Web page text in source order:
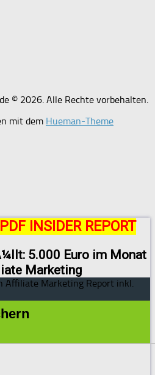
© 2026. Alle Rechte vorbehalten.
mit dem Hueman-Theme
INSIDER REPORT
5.000 Euro im Monat
Marketing
Affiliate Marketing Report inkl.